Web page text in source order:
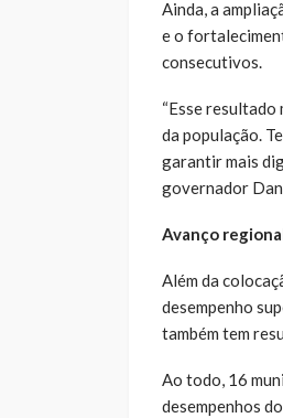
Ainda, a
e o
consecutivos.
“Esse
da população.
garantir mais
governador
Avanço
Além da
desempenho
também tem
Ao todo, 16
desempenhos